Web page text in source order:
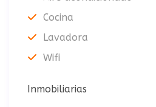
Cocina
Lavadora
Wifi
Inmobiliarias